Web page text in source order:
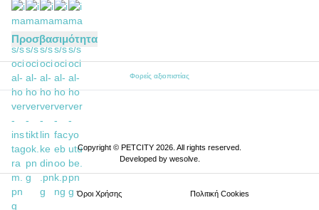
Προσβασιμότητα
Φορείς αξιοπιστίας
Copyright © PETCITY 2026. All rights reserved.
Developed by wesolve.
Όροι Xρήσης Πολιτική Cookies